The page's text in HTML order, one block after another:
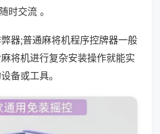
时交流 。
器;普通麻将机程序控牌器一般
将机进行复杂安装操作就能实
备或工具。